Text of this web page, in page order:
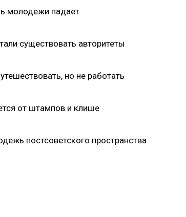
молодежи падает
существовать авторитеты
но не работать
от штампов и клише
постсоветского пространства